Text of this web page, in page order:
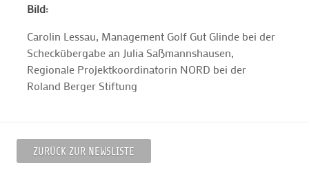
Bild:
Carolin Lessau, Management Golf Gut Glinde bei der
Scheckübergabe an Julia Saßmannshausen,
Regionale Projektkoordinatorin NORD bei der
Roland Berger Stiftung
ZURÜCK ZUR NEWSLISTE